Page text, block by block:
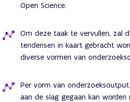
Open Science.
Om deze taak te vervullen, zal
tendensen in kaart gebracht
diverse vormen van
Per vorm van
aan de slag gegaan kan